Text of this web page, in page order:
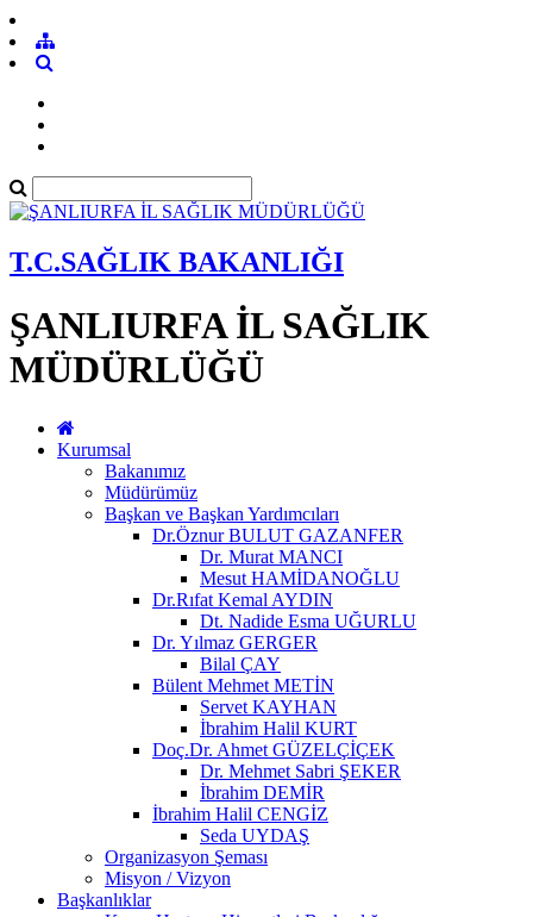
T.C.SAĞLIK BAKANLIĞI
ŞANLIURFA İL SAĞLIK
MÜDÜRLÜĞÜ
Kurumsal
Bakanımız
Müdürümüz
Başkan ve Başkan Yardımcıları
Dr.Öznur BULUT GAZANFER
Dr. Murat MANCI
Mesut HAMİDANOĞLU
Dr.Rıfat Kemal AYDIN
Dt. Nadide Esma UĞURLU
Dr. Yılmaz GERGER
Bilal ÇAY
Bülent Mehmet METİN
Servet KAYHAN
İbrahim Halil KURT
Doç.Dr. Ahmet GÜZELÇİÇEK
Dr. Mehmet Sabri ŞEKER
İbrahim DEMİR
İbrahim Halil CENGİZ
Seda UYDAŞ
Organizasyon Şeması
Misyon / Vizyon
Başkanlıklar